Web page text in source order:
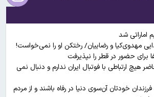
اماراتی شد
مهدوی‌کیا و رضاییان/ رختکن او را نمی‌خواست!
برای حضور در قطر را نپذیرفت
هیچ ارتباطی با فوتبال ایران ندارم و دنبال نمی
خودتان آن‌سوی دنیا در رفاه باشند و از مردم